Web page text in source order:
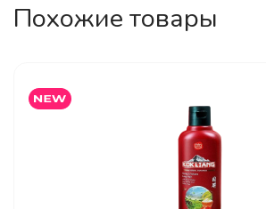
Похожие товары